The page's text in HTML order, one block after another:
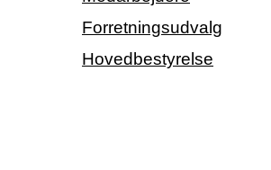
Forretningsudvalg
Hovedbestyrelse